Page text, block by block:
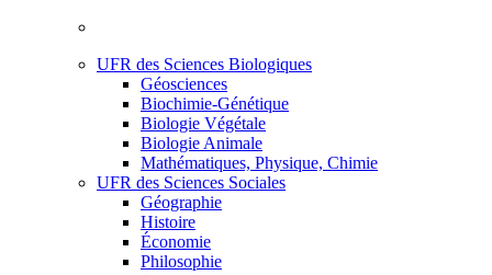
UFR des Sciences Biologiques
Géosciences
Biochimie-Génétique
Biologie Végétale
Biologie Animale
Mathématiques, Physique, Chimie
UFR des Sciences Sociales
Géographie
Histoire
Économie
Philosophie